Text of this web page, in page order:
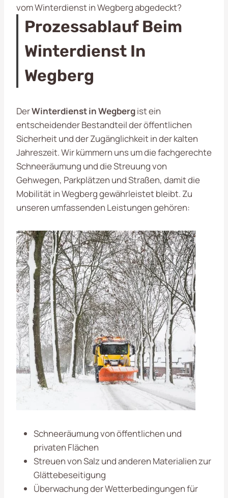
vom Winterdienst in Wegberg abgedeckt?
Prozessablauf Beim
Winterdienst In
Wegberg
DerWinterdienst in Wegbergist ein
entscheidender Bestandteil der öffentlichen
Sicherheit und der Zugänglichkeit in der kalten
Jahreszeit. Wir kümmern uns um die fachgerechte
Schneeräumung und die Streuung von
Gehwegen, Parkplätzen und Straßen, damit die
Mobilität in Wegberg gewährleistet bleibt. Zu
unseren umfassenden Leistungen gehören:
Schneeräumung von öffentlichen und
privaten Flächen
Streuen von Salz und anderen Materialien zur
Glättebeseitigung
Überwachung der Wetterbedingungen für